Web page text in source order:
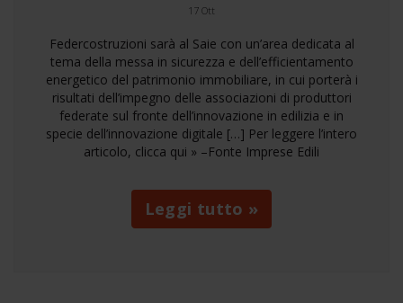
17 Ott
Federcostruzioni sarà al Saie con un’area dedicata al
tema della messa in sicurezza e dell’efficientamento
energetico del patrimonio immobiliare, in cui porterà i
risultati dell’impegno delle associazioni di produttori
federate sul fronte dell’innovazione in edilizia e in
specie dell’innovazione digitale […] Per leggere l’intero
articolo, clicca qui » –Fonte Imprese Edili
Leggi tutto »